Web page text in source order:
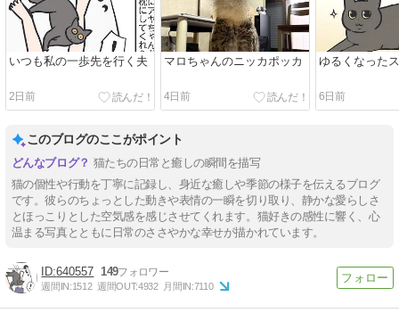
いつも私の一歩先を行く夫
2日前
マロちゃんのニッカポッカ
4日前
ゆるくなった
6日前
このブログのここがポイント
猫たちの日常と癒しの瞬間を描写
猫の個性や行動を丁寧に記録し、身近な癒しや季節の様子を伝えるブログ
です。彼らのちょっとした動きや表情の一瞬を切り取り、静かな愛らしさ
とほっこりとした空気感を感じさせてくれます。猫好きの感性に響く、心
温まる写真とともに日常のささやかな幸せが描かれています。
640557 149
週間IN:1512 週間OUT:4932 月間IN:7110